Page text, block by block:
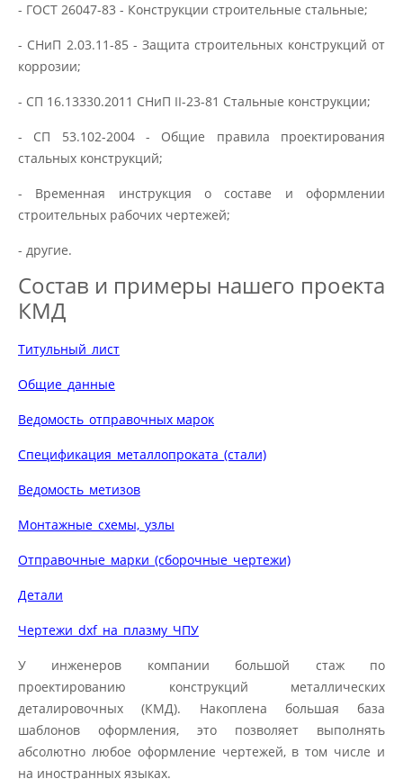
- ГОСТ 26047-83 - Конструкции строительные стальные;
- СНиП 2.03.11-85 - Защита строительных конструкций от
коррозии;
- СП 16.13330.2011 СНиП II-23-81 Стальные конструкции;
- СП 53.102-2004 - Общие правила проектирования
стальных конструкций;
- Временная инструкция о составе и оформлении
строительных рабочих чертежей;
- другие.
Состав и примеры нашего проекта
КМД
Титульный_лист
Общие_данные
Ведомость_отправочных марок
Спецификация_металлопроката_(стали)
Ведомость_метизов
Монтажные_схемы,_узлы
Отправочные_марки_(сборочные_чертежи)
Детали
Чертежи_dxf_на_плазму_ЧПУ
У инженеров компании большой стаж по
проектированию конструкций металлических
деталировочных (КМД). Накоплена большая база
шаблонов оформления, это позволяет выполнять
абсолютно любое оформление чертежей, в том числе и
на иностранных языках.